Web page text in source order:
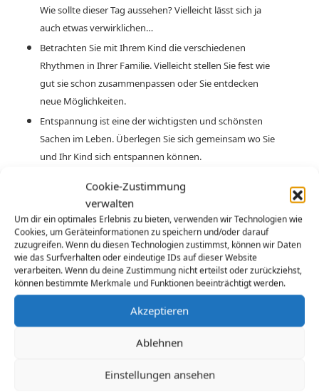
Cookie-Zustimmung
verwalten
Um dir ein optimales Erlebnis zu bieten, verwenden wir Technologien wie
Cookies, um Geräteinformationen zu speichern und/oder darauf
zuzugreifen. Wenn du diesen Technologien zustimmst, können wir Daten
wie das Surfverhalten oder eindeutige IDs auf dieser Website
verarbeiten. Wenn du deine Zustimmung nicht erteilst oder zurückziehst,
können bestimmte Merkmale und Funktionen beeinträchtigt werden.
Akzeptieren
Ablehnen
Einstellungen ansehen
Wie sollte dieser Tag aussehen? Vielleicht lässt sich ja
auch etwas verwirklichen…
Betrachten Sie mit Ihrem Kind die verschiedenen
Rhythmen in Ihrer Familie. Vielleicht stellen Sie fest wie
gut sie schon zusammenpassen oder Sie entdecken
neue Möglichkeiten.
Entspannung ist eine der wichtigsten und schönsten
Sachen im Leben. Überlegen Sie sich gemeinsam wo Sie
und Ihr Kind sich entspannen können.
Literaturempfehlungen
Falls Sie das Thema weiter interessiert, möchte ich Ihnen gerne
Literatur zum weiterlesen empfehlen:
Sonntagsblatt Thema „Leben mit dem Kirchenjahr“, 3€:
Leicht verständliche Einführung in das Kirchenjahr,
erhältlich unterhttp://shop.sonntagsblatt-bayern.de
Informationen zum Kirchenjahr auch im Internet unter
http://www.velkd.de/vom_sonntag_her.php
Evangelischen Kirche Deutschlands